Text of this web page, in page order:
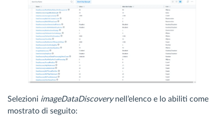
Selezioni imageDataDiscoverynell’elenco e lo abiliti come
mostrato di seguito: